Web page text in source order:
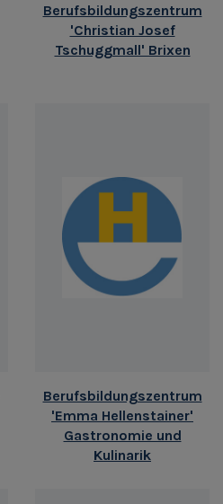
Berufsbildungszentrum
'Christian Josef
Tschuggmall' Brixen
Berufsbildungszentrum
'Emma Hellenstainer'
Gastronomie und
Kulinarik